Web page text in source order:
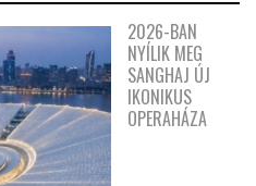
2026-BAN
NYÍLIK MEG
SANGHAJ ÚJ
IKONIKUS
OPERAHÁZA